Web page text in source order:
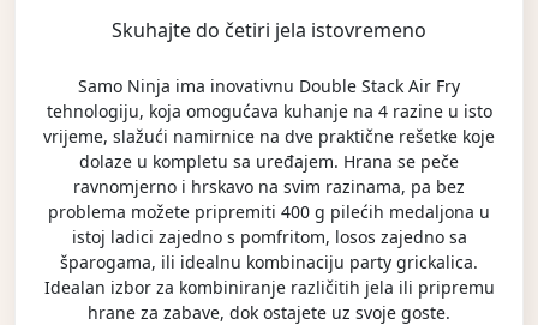
Skuhajte do četiri jela istovremeno
Samo Ninja ima inovativnu Double Stack Air Fry
tehnologiju, koja omogućava kuhanje na 4 razine u isto
vrijeme, slažući namirnice na dve praktične rešetke koje
dolaze u kompletu sa uređajem. Hrana se peče
ravnomjerno i hrskavo na svim razinama, pa bez
problema možete pripremiti 400 g pilećih medaljona u
istoj ladici zajedno s pomfritom, losos zajedno sa
šparogama, ili idealnu kombinaciju party grickalica.
Idealan izbor za kombiniranje različitih jela ili pripremu
hrane za zabave, dok ostajete uz svoje goste.